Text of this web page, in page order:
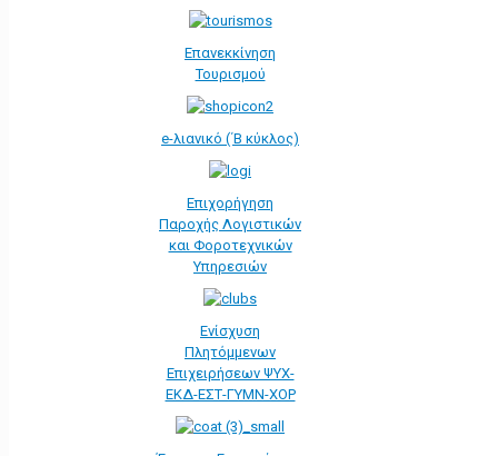
Επανεκκίνηση
Τουρισμού
e-λιανικό (΄Β κύκλος)
Επιχορήγηση
Παροχής Λογιστικών
και Φοροτεχνικών
Υπηρεσιών
Ενίσχυση
Πλητόμμενων
Επιχειρήσεων ΨΥΧ-
ΕΚΔ-ΕΣΤ-ΓΥΜΝ-ΧΟΡ